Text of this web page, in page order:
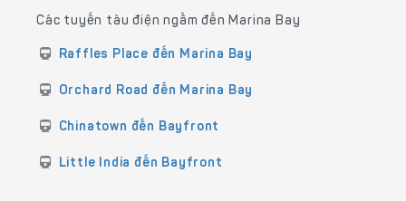
Các tuyến tàu điện ngầm đến Marina Bay
Raffles Place đến Marina Bay
Orchard Road đến Marina Bay
Chinatown đến Bayfront
Little India đến Bayfront